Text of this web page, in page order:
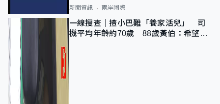
新聞資訊 兩岸國際
一線搜查｜揸小巴難「養家活兒」 司
機平均年齡約70歲 88歲黃伯：希望一